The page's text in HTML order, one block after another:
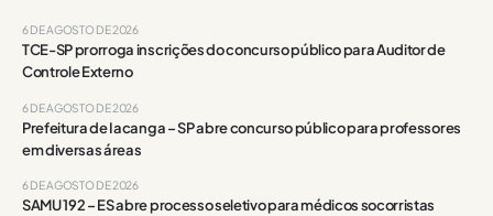
TCE-SP prorroga inscrições do concurso público para Auditor de
Controle Externo
6 DE AGOSTO DE 2026
Prefeitura de Iacanga – SP abre concurso público para professores
em diversas áreas
6 DE AGOSTO DE 2026
SAMU 192 – ES abre processo seletivo para médicos socorristas
6 DE AGOSTO DE 2026